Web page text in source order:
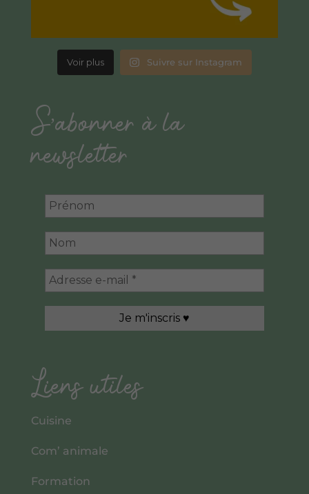
Voir plus Suivre sur Instagram
S’abonner à la
newsletter
Liens utiles
Cuisine
Com’ animale
Formation